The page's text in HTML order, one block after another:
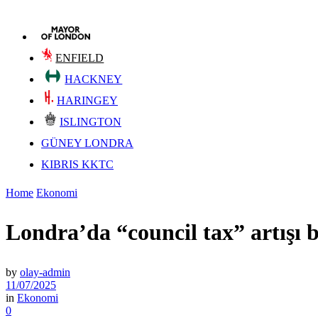
ENFIELD
HACKNEY
HARINGEY
ISLINGTON
GÜNEY LONDRA
KIBRIS KKTC
Home Ekonomi
Londra’da “council tax” artışı
by olay-admin
11/07/2025
in Ekonomi
0